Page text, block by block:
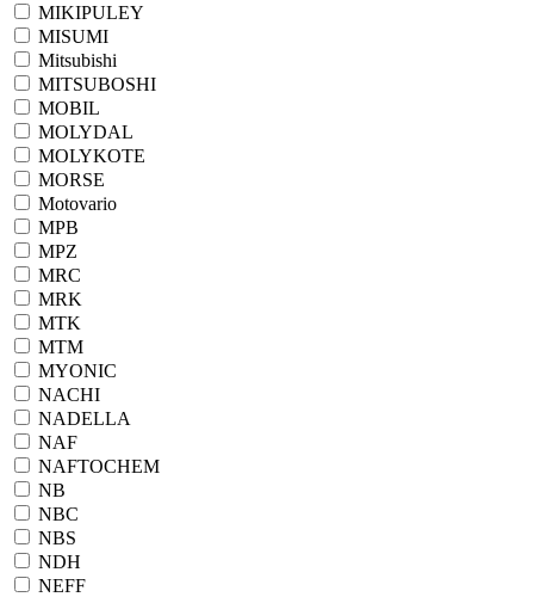
MIKIPULEY
MISUMI
Mitsubishi
MITSUBOSHI
MOBIL
MOLYDAL
MOLYKOTE
MORSE
Motovario
MPB
MPZ
MRC
MRK
MTK
MTM
MYONIC
NACHI
NADELLA
NAF
NAFTOCHEM
NB
NBC
NBS
NDH
NEFF